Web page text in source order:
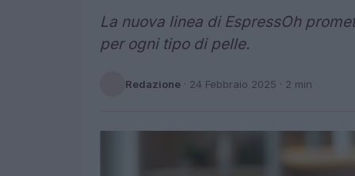
La nuova linea di EspressOh
per ogni tipo di pelle.
Redazione · 24 Febbraio 2025 · 2 min